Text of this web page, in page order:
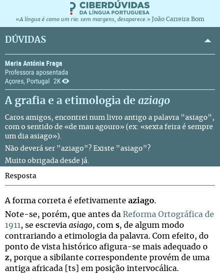
«A língua é como um rio: sem margens, desaparece.» João Carreira Bom
DÚVIDAS
Maria Antónia Fraga
Professora aposentada
Açores, Portugal 2K
A grafia e a etimologia de aziago
Caros amigos, encontrei num livro antigo a palavra "asiago",
com o sentido de «de mau agouro» (ex: «sexta feira é sempre
um dia asiago»).
Não deverá ser "aziago"? Existe "asiago"?
Muito obrigada desde já.
Resposta
A forma correta é efetivamente aziago.
Note-se, porém, que antes da Reforma Ortográfica de
1911, se escrevia asiago, com s, de algum modo
contrariando a etimologia da palavra. Com efeito, do
ponto de vista histórico afigura-se mais adequado o
z, porque a sibilante correspondente provém de uma
antiga africada [ts] em posição intervocálica.